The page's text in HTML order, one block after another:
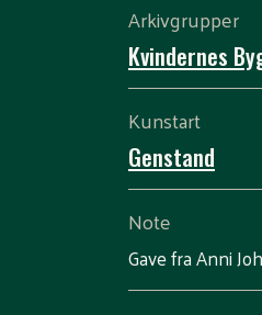
Arkivgrupper
Kvindernes
Kunstart
Genstand
Note
Gave fra Anni